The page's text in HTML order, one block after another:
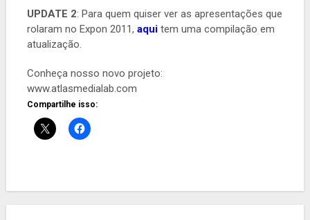
UPDATE 2: Para quem quiser ver as apresentações que
rolaram no Expon 2011, aquitem uma compilação em
atualização.
Conheça nosso novo projeto:
www.atlasmedialab.com
Compartilhe isso: